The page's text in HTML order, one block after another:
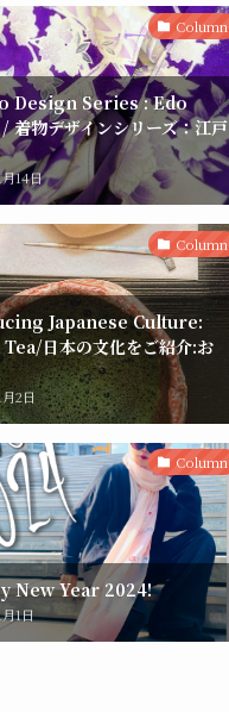
Column
Design Series : Edo
物デザインシリーズ：江戸
14日
Column
Japanese Culture:
日本の文化をご紹介:お
2日
Column
New Year 2024!
1日